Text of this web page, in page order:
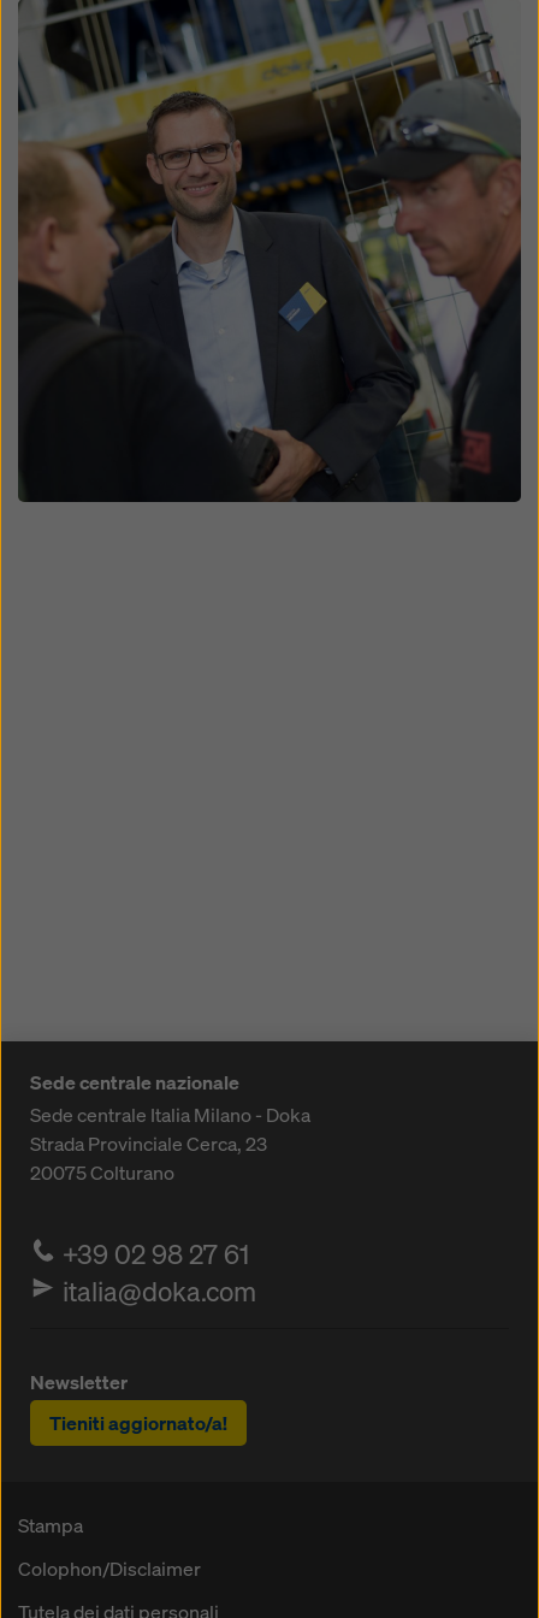
Open
Sede centrale nazionale
Sede centrale Italia Milano - Doka
Strada Provinciale Cerca, 23
20075Colturano
+39 02 98 27 61
italia@doka.com
Newsletter
Tieniti aggiornato/a!
Stampa
Colophon/Disclaimer
Tutela dei dati personali